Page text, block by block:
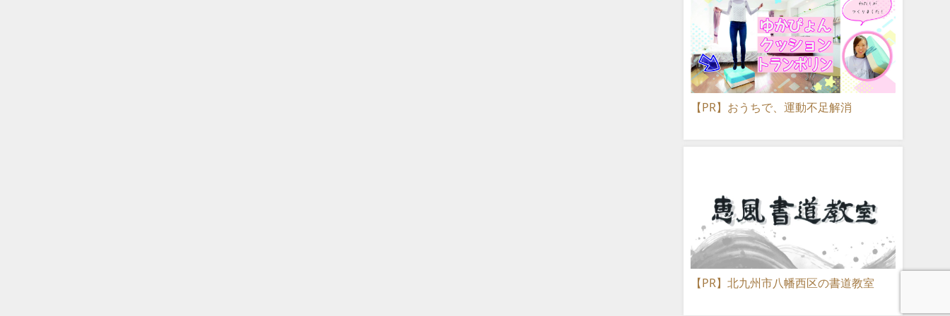
【PR】おうちで、運動不足解消
【PR】北九州市八幡西区の書道教室